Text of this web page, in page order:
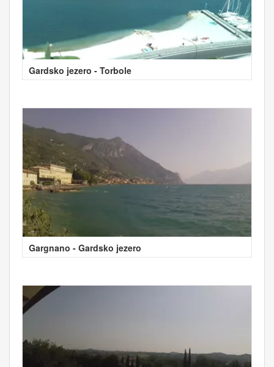
Gardsko jezero - Torbole
Gargnano - Gardsko jezero